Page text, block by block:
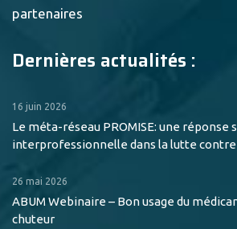
partenaires
Dernières actualités :
16 juin 2026
Le méta-réseau PROMISE: une
interprofessionnelle dans la lutte
26 mai 2026
ABUM Webinaire – Bon usage du
chuteur